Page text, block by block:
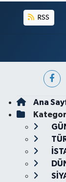
RSS
Ana